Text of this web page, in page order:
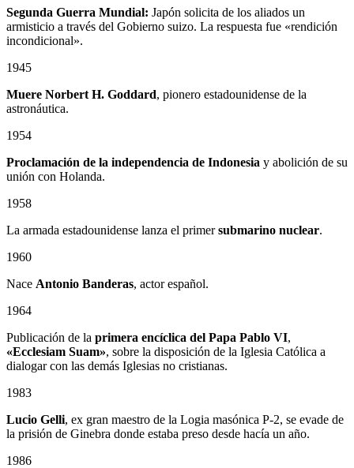
Segunda Guerra Mundial: Japón solicita de los aliados un
armisticio a través del Gobierno suizo. La respuesta fue «rendición
incondicional».
1945
Muere Norbert H. Goddard, pionero estadounidense de la
astronáutica.
1954
Proclamación de la independencia de Indonesia y abolición de su
unión con Holanda.
1958
La armada estadounidense lanza el primersubmarino nuclear.
1960
Nace Antonio Banderas, actor español.
1964
Publicación de la primera encíclica del Papa Pablo VI,
«Ecclesiam Suam», sobre la disposición de la Iglesia Católica a
dialogar con las demás Iglesias no cristianas.
1983
Lucio Gelli, ex gran maestro de la Logia masónica P-2, se evade de
la prisión de Ginebra donde estaba preso desde hacía un año.
1986